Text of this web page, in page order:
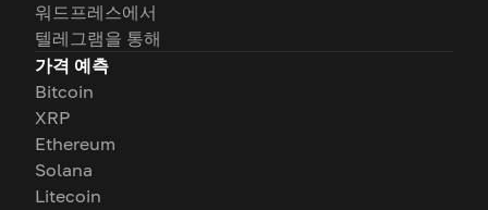
워드프레스에서
텔레그램을 통해
가격 예측
Bitcoin
XRP
Ethereum
Solana
Litecoin